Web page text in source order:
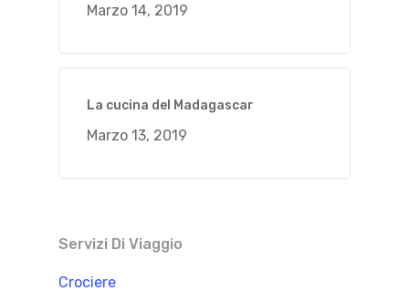
Marzo 14, 2019
La cucina del Madagascar
Marzo 13, 2019
Servizi Di Viaggio
Crociere